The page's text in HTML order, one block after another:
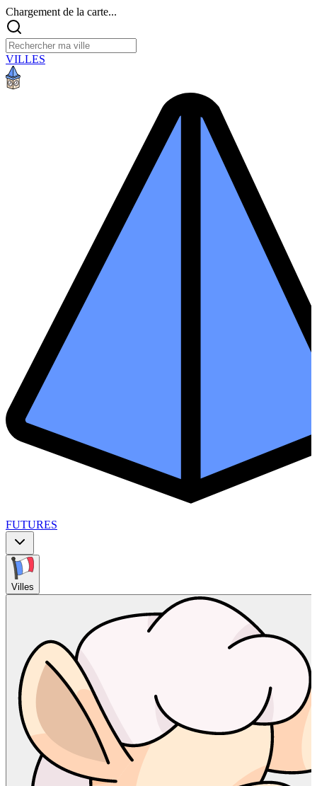
Chargement de la carte...
VILLES
FUTURES
Villes